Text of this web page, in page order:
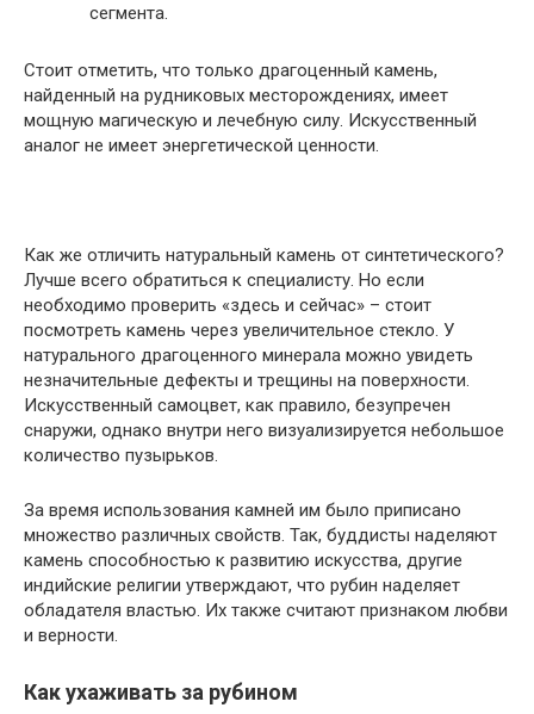
сегмента.
Стоит отметить, что только драгоценный камень,
найденный на рудниковых месторождениях, имеет
мощную магическую и лечебную силу. Искусственный
аналог не имеет энергетической ценности.
Как же отличить натуральный камень от синтетического?
Лучше всего обратиться к специалисту. Но если
необходимо проверить «здесь и сейчас» – стоит
посмотреть камень через увеличительное стекло. У
натурального драгоценного минерала можно увидеть
незначительные дефекты и трещины на поверхности.
Искусственный самоцвет, как правило, безупречен
снаружи, однако внутри него визуализируется небольшое
количество пузырьков.
За время использования камней им было приписано
множество различных свойств. Так, буддисты наделяют
камень способностью к развитию искусства, другие
индийские религии утверждают, что рубин наделяет
обладателя властью. Их также считают признаком любви
и верности.
Как ухаживать за рубином